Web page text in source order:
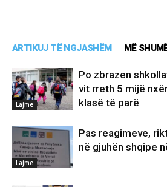
ARTIKUJ TË NGJASHËM MË
Lajme
Po zbrazen
vit rreth 5 mijë
klasë të parë
Lajme
Pas reagimeve,
në gjuhën shqipe